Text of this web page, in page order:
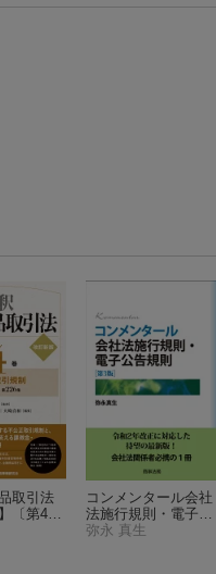
取引法
〔第4
引規制
コンメンタール会社
法施行規則・電子公
告規則［第3版］
弥永 真生